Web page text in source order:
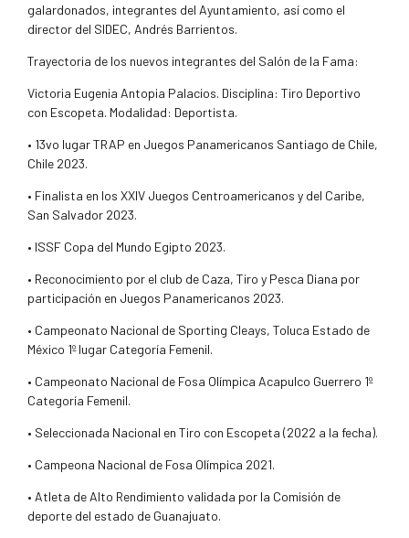
galardonados, integrantes del Ayuntamiento, así como el
director del SIDEC, Andrés Barrientos.
Trayectoria de los nuevos integrantes del Salón de la Fama:
Victoria Eugenia Antopia Palacios. Disciplina: Tiro Deportivo
con Escopeta. Modalidad: Deportista.
• 13vo lugar TRAP en Juegos Panamericanos Santiago de Chile,
Chile 2023.
• Finalista en los XXIV Juegos Centroamericanos y del Caribe,
San Salvador 2023.
• ISSF Copa del Mundo Egipto 2023.
• Reconocimiento por el club de Caza, Tiro y Pesca Diana por
participación en Juegos Panamericanos 2023.
• Campeonato Nacional de Sporting Cleays, Toluca Estado de
México 1º lugar Categoría Femenil.
• Campeonato Nacional de Fosa Olímpica Acapulco Guerrero 1º
Categoría Femenil.
• Seleccionada Nacional en Tiro con Escopeta (2022 a la fecha).
• Campeona Nacional de Fosa Olímpica 2021.
• Atleta de Alto Rendimiento validada por la Comisión de
deporte del estado de Guanajuato.